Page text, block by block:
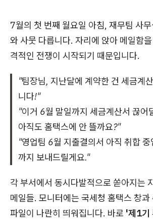
7월의 첫 번째 월요일 아침, 재무팀 사
와 사뭇 다릅니다. 자리에 앉아 메일함
격적인 전쟁이 시작되기 때문입니다.
"팀장님, 지난달에 계약한 건 세금계
니다!"
"이거 6월 말일까지 세금계산서 끊어
아직도 홈택스에 안 뜰까요?"
"영업팀 6월 지출결의서 아직 취합
까지 보내드릴게요."
각 부서에서 동시다발적으로 쏟아지는
메일들. 모니터에는 국세청 홈택스 창과
파일이 나란히 띄워집니다. 바로 '제1기